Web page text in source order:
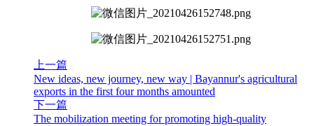
上一篇
New ideas, new journey, new way | Bayannur's agricultural
exports in the first four months amounted
下一篇
The mobilization meeting for promoting high-quality